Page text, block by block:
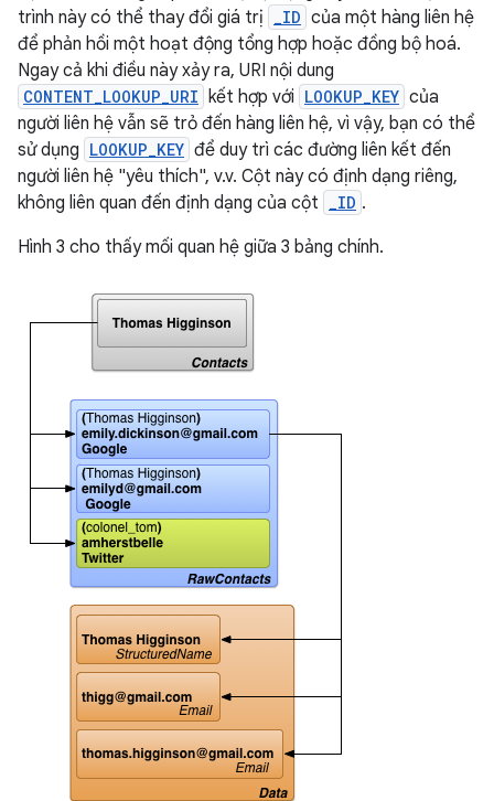
trình này có thể thay đổi giá trị _ID của một hàng liên hệ
để phản hồi một hoạt động tổng hợp hoặc đồng bộ hoá.
Ngay cả khi điều này xảy ra, URI nội dung
CONTENT_LOOKUP_URI kết hợp với LOOKUP_KEY của
người liên hệ vẫn sẽ trỏ đến hàng liên hệ, vì vậy, bạn có thể
sử dụng LOOKUP_KEY để duy trì các đường liên kết đến
người liên hệ "yêu thích", v.v. Cột này có định dạng riêng,
không liên quan đến định dạng của cột _ID .
Hình 3 cho thấy mối quan hệ giữa 3 bảng chính.